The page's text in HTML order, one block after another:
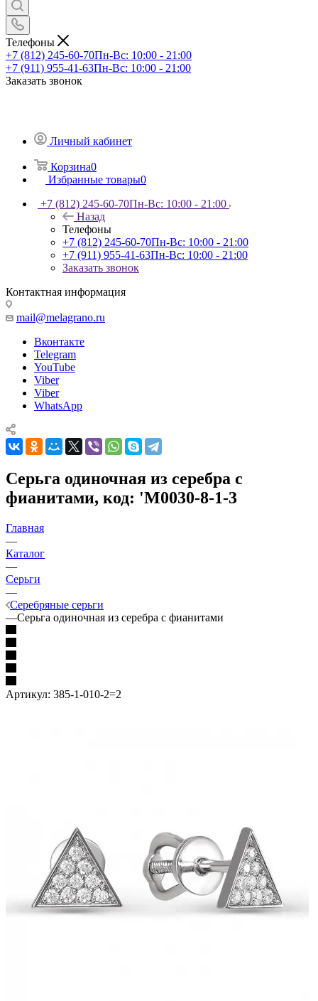
Телефоны
+7 (812) 245-60-70Пн-Вс: 10:00 - 21:00
+7 (911) 955-41-63Пн-Вс: 10:00 - 21:00
Заказать звонок
Личный кабинет
Корзина0
Избранные товары0
+7 (812) 245-60-70Пн-Вс: 10:00 - 21:00
Назад
Телефоны
+7 (812) 245-60-70Пн-Вс: 10:00 - 21:00
+7 (911) 955-41-63Пн-Вс: 10:00 - 21:00
Заказать звонок
Контактная информация
mail@melagrano.ru
Вконтакте
Telegram
YouTube
Viber
Viber
WhatsApp
Серьга одиночная из серебра с
фианитами, код: 'М0030-8-1-3
Главная
—
Каталог
—
Серьги
—
Серебряные серьги
—Серьга одиночная из серебра с фианитами
Артикул: 385-1-010-2=2